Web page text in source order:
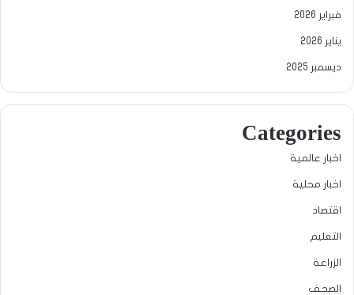
فبراير 2026
يناير 2026
ديسمبر 2025
Categories
اخبار عالمية
اخبار محلية
اقتصاد
التعليم
الزراعة
الصحف